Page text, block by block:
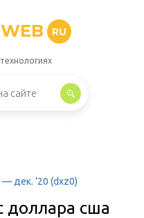
RU
дек. ’20 (dxz0)
доллара сша